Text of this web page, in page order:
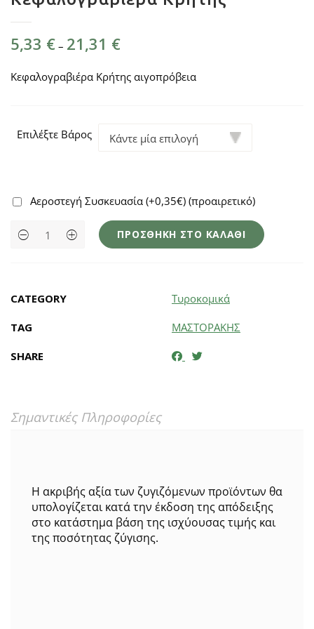
5,33 € – 21,31 €Price
through
Κεφαλογραβιέρα Κρήτης αιγοπρόβεια
Επιλέξτε Βάρος
Αεροστεγή Συσκευασία (+0,35€) (προαιρετικό)
Κεφαλογραβιέρα
Κρήτης
ΠΡΟΣΘΉΚΗ ΣΤΟ ΚΑΛΆΘΙ
CATEGORY Τυροκομικά
TAG ΜΑΣΤΟΡΑΚΗΣ
SHARE
Σημαντικές Πληροφορίες
Η ακριβής αξία των ζυγιζόμενων προϊόντων θα
υπολογίζεται κατά την έκδοση της απόδειξης
στο κατάστημα βάση της ισχύουσας τιμής και
της ποσότητας ζύγισης.